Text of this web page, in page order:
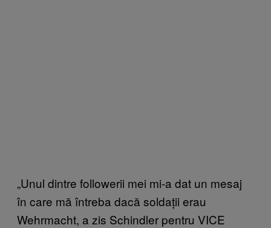
„Unul dintre followerii mei mi-a dat un mesaj
în care mă întreba dacă soldații erau
Wehrmacht, a zis Schindler pentru VICE